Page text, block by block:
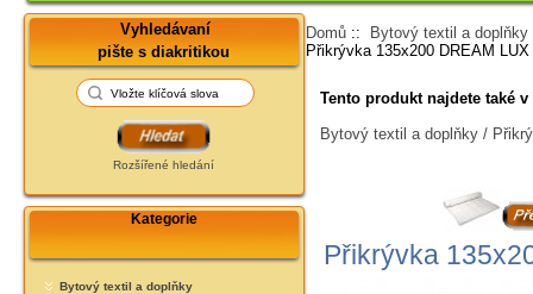
Vyhledávaní
pište s diakritikou
Rozšířené hledání
Kategorie
Bytový textil a doplňky
Domů :: Bytový textil a doplňky
Přikrývka 135x200 DREAM
Tento produkt najdete také
Bytový textil a doplňky /
Přikrývka